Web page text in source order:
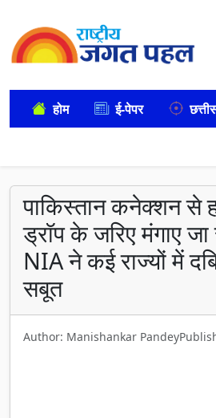
होम ई-पेपर
पाकिस्तान कनेक्शन से
ड्रॉप के जरिए मंगाए
NIA ने कई राज्यों में
सबूत
Author: Manishankar Pandey